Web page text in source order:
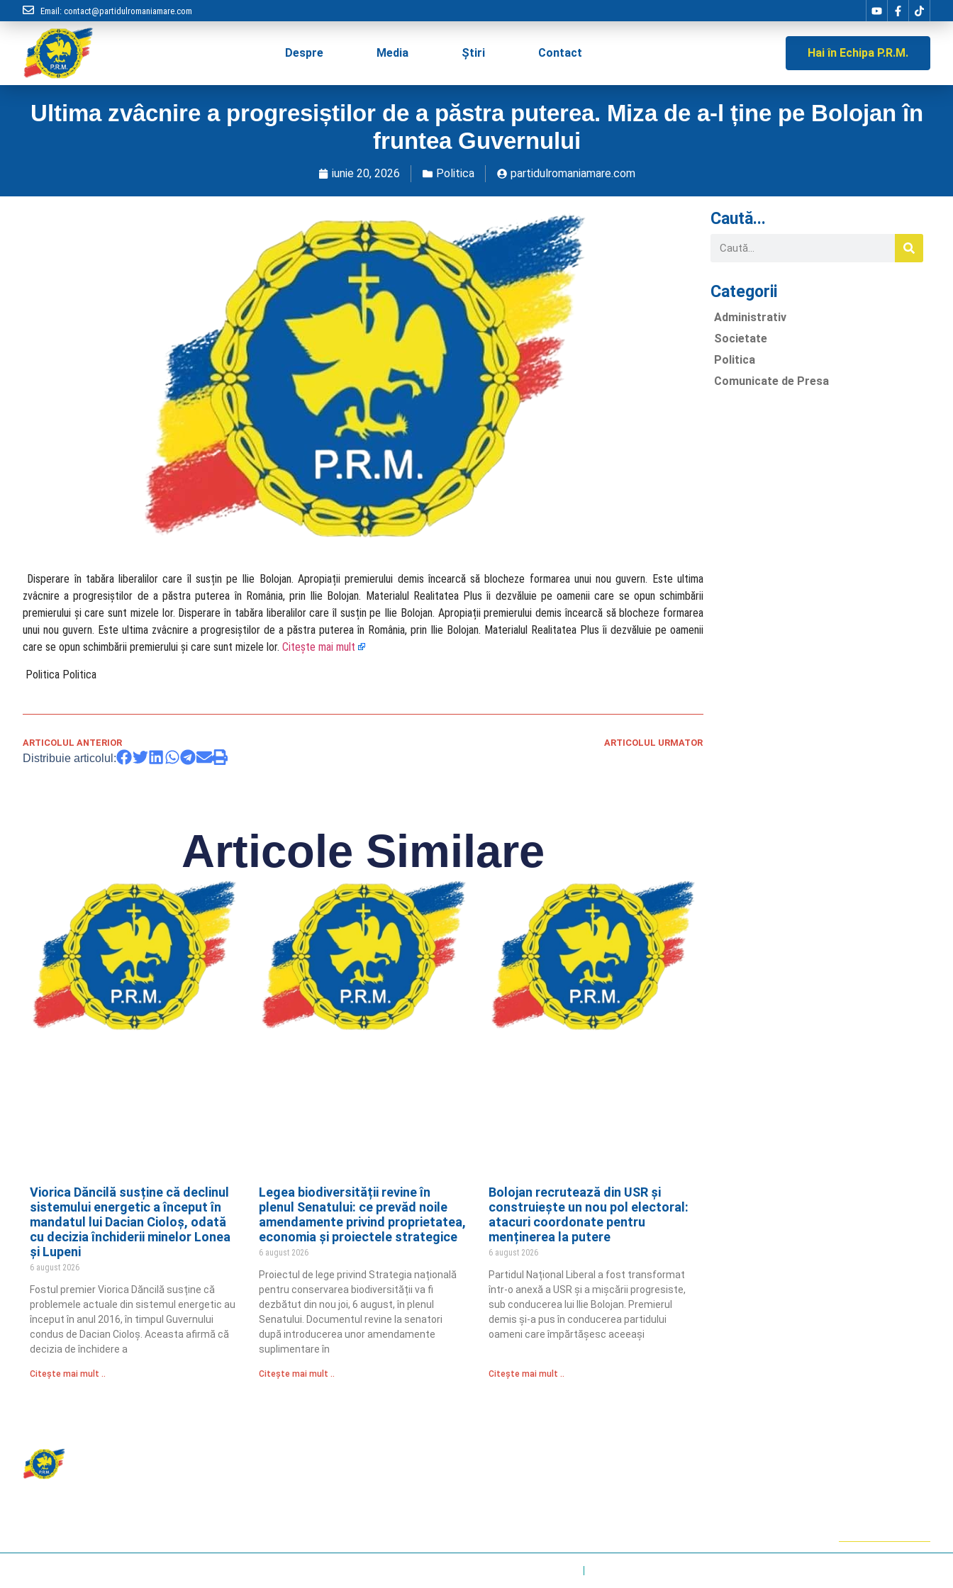
Email: contact@partidulromaniamare.com
Despre Media Știri Contact Hai în Echipa P.R.M.
Ultima zvâcnire a progresiștilor de a păstra puterea. Miza de a-l ține pe Bolojan în
fruntea Guvernului
iunie 20, 2026 Politica partidulromaniamare.com
​ Disperare în tabăra liberalilor care îl susțin pe Ilie Bolojan. Apropiații premierului demis încearcă să blocheze formarea unui nou guvern. Este ultima
zvâcnire a progresiștilor de a păstra puterea în România, prin Ilie Bolojan. Materialul Realitatea Plus îi dezvăluie pe oamenii care se opun schimbării
premierului și care sunt mizele lor. Disperare în tabăra liberalilor care îl susțin pe Ilie Bolojan. Apropiații premierului demis încearcă să blocheze formarea
unui nou guvern. Este ultima zvâcnire a progresiștilor de a păstra puterea în România, prin Ilie Bolojan. Materialul Realitatea Plus îi dezvăluie pe oamenii
care se opun schimbării premierului și care sunt mizele lor. Citește mai mult
​ Politica Politica
ARTICOLUL ANTERIOR ARTICOLUL URMATOR
Distribuie articolul:
Articole Similare
Viorica Dăncilă susține că declinul
sistemului energetic a început în
mandatul lui Dacian Cioloș, odată
cu decizia închiderii minelor Lonea
și Lupeni
6 august 2026
Fostul premier Viorica Dăncilă susține că
problemele actuale din sistemul energetic au
început în anul 2016, în timpul Guvernului
condus de Dacian Cioloș. Aceasta afirmă că
decizia de închidere a
Citește mai mult ..
Legea biodiversității revine în
plenul Senatului: ce prevăd noile
amendamente privind proprietatea,
economia și proiectele strategice
6 august 2026
Proiectul de lege privind Strategia națională
pentru conservarea biodiversității va fi
dezbătut din nou joi, 6 august, în plenul
Senatului. Documentul revine la senatori
după introducerea unor amendamente
suplimentare în
Citește mai mult ..
Bolojan recrutează din USR și
construiește un nou pol electoral:
atacuri coordonate pentru
menținerea la putere
6 august 2026
Partidul Național Liberal a fost transformat
într-o anexă a USR și a mișcării progresiste,
sub conducerea lui Ilie Bolojan. Premierul
demis și-a pus în conducerea partidului
oameni care împărtășesc aceeași
Citește mai mult ..
Caută...
Categorii
Administrativ
Societate
Politica
Comunicate de Presa